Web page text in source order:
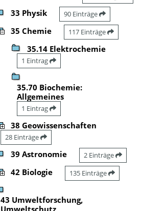
33 Physik 90 Einträge
35 Chemie 117 Einträge
35.14 Elektrochemie
1 Eintrag
35.70 Biochemie:
Allgemeines
1 Eintrag
38 Geowissenschaften
28 Einträge
39 Astronomie 2 Einträge
42 Biologie 135 Einträge
43 Umweltforschung,
Umweltschutz